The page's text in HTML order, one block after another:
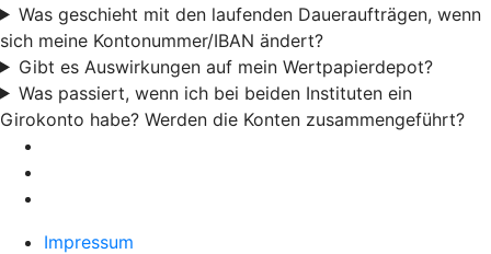
Was geschieht mit den laufenden Daueraufträgen, wenn
sich meine Kontonummer/IBAN ändert?
Gibt es Auswirkungen auf mein Wertpapierdepot?
Was passiert, wenn ich bei beiden Instituten ein
Girokonto habe? Werden die Konten zusammengeführt?
Impressum